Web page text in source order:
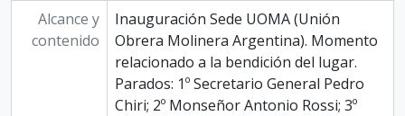
Alcance y
contenido
Inauguración Sede UOMA (Unión
Obrera Molinera Argentina). Momento
relacionado a la bendición del lugar.
Parados: 1º Secretario General Pedro
Chiri; 2º Monseñor Antonio Rossi; 3º